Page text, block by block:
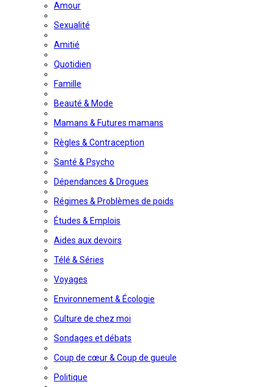
Amour
Sexualité
Amitié
Quotidien
Famille
Beauté & Mode
Mamans & Futures mamans
Règles & Contraception
Santé & Psycho
Dépendances & Drogues
Régimes & Problèmes de poids
Études & Emplois
Aides aux devoirs
Télé & Séries
Voyages
Environnement & Écologie
Culture de chez moi
Sondages et débats
Coup de cœur & Coup de gueule
Politique